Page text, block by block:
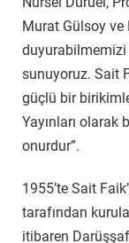
Murat Gülsoy ve
duyurabilmemizi
sunuyoruz. Sait
güçlü bir
Yayınları olarak
onurdur”.
1955’te Sait
tarafından
itibaren